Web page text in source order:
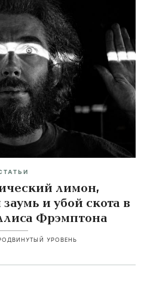
лимон,
и убой скота в
Фрэмптона
УРОВЕНЬ